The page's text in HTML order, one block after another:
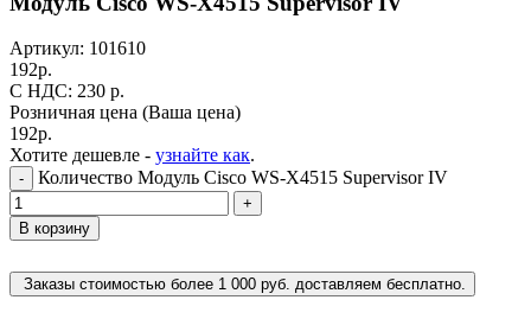
Артикул: 101610
192р.
C НДС: 230 р.
Розничная цена (Ваша цена)
192р.
Хотите дешевле - узнайте как.
- Количество Модуль Cisco WS-X4515 Supervisor IV
+
В корзину
Заказы стоимостью более 1 000 руб. доставляем бесплатно.